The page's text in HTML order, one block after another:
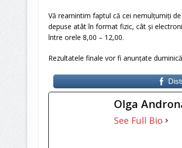
Vă reamintim faptul că cei nemulțumiți
depuse atât în format fizic, cât şi
între orele 8,00 – 12,00.
Rezultatele finale vor fi anunţate
Olga
See Full Bio